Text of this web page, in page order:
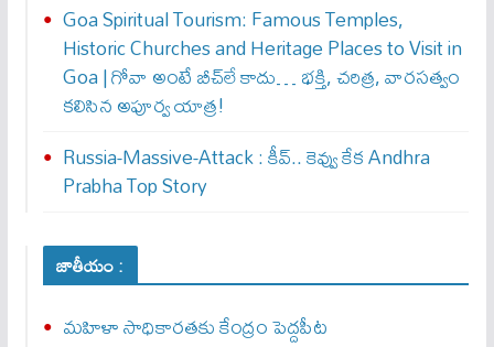
Goa Spiritual Tourism: Famous Temples,
Historic Churches and Heritage Places to Visit in
Goa | గోవా అంటే బీచ్‌లే కాదు… భక్తి, చరిత్ర, వారసత్వం
కలిసిన అపూర్వ యాత్ర!
Russia-Massive-Attack : కీవ్‌.. కెవ్వు కేక‌ Andhra
Prabha Top Story
జాతీయం :
మహిళా సాధికారతకు కేంద్రం పెద్దపీట